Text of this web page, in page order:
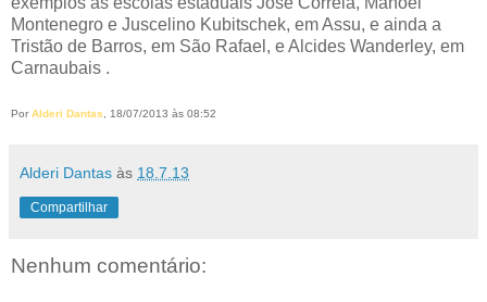
Montenegro e Juscelino Kubitschek, em Assu, e ainda a
Tristão de Barros, em São Rafael, e Alcides Wanderley, em
Carnaubais .
Por Alderi Dantas, 18/07/2013 às 08:52
Alderi Dantas às 18.7.13
Compartilhar
Nenhum comentário: